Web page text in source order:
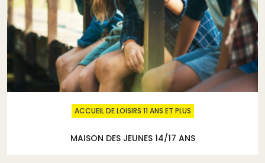
ACCUEIL DE LOISIRS 11 ANS ET PLUS
MAISON DES JEUNES 14/17 ANS